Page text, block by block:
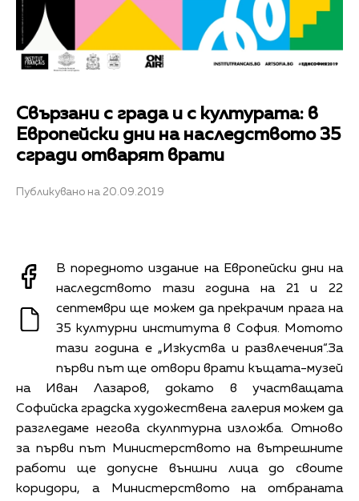
Свързани с града и с културата: в
Европейски дни на наследството 35
сгради отварят врати
Публикувано на 20.09.2019
В поредното издание на Европейски дни на
наследството тази година на 21 и 22
септември ще можем да прекрачим прага на
35 културни института в София. Мотото
тази година е „Изкуства и развлечения“.За
първи път ще отвори врати къщата-музей
на Иван Лазаров, докато в участващата
Софийска градска художествена галерия можем да
разгледаме негова скулптурна изложба. Отново
за първи път Министерството на вътрешните
работи ще допусне външни лица до своите
коридори, а Министерството на отбраната